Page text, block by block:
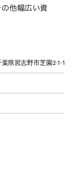
の他幅広い資
県習志野市芝園2-1-1